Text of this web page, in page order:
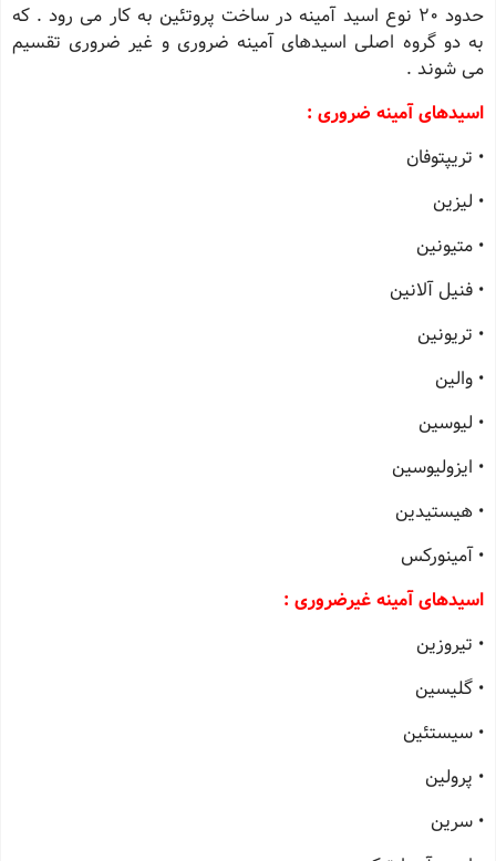
حدود 20 نوع اسید آمینه در ساخت پروتئین به کار می رود . که
به دو گروه اصلی اسیدهای آمینه ضروری و غیر ضروری تقسیم
می شوند .
اسیدهای آمینه ضروری :
• تریپتوفان
• لیزین
• متیونین
• فنیل آلانین
• تریونین
• والین
• لیوسین
• ایزولیوسین
• هیستیدین
• آمینورکس
اسیدهای آمینه غیرضروری :
• تیروزین
• گلیسین
• سیستئین
• پرولین
• سرین